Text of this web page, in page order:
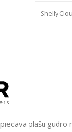
Shelly
Nē
plašu gudro